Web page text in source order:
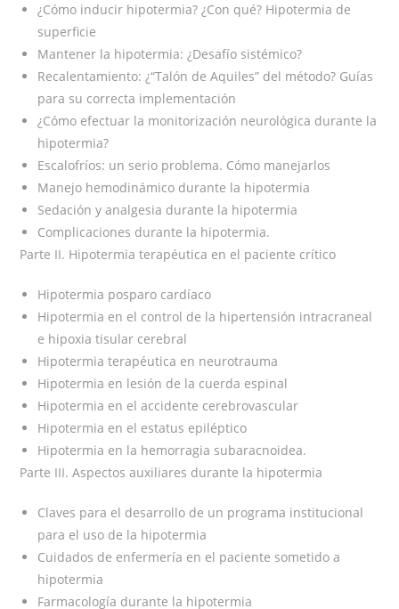
¿Cómo inducir hipotermia? ¿Con qué? Hipotermia de
superficie
Mantener la hipotermia: ¿Desafío sistémico?
Recalentamiento: ¿“Talón de Aquiles” del método? Guías
para su correcta implementación
¿Cómo efectuar la monitorización neurológica durante la
hipotermia?
Escalofríos: un serio problema. Cómo manejarlos
Manejo hemodinámico durante la hipotermia
Sedación y analgesia durante la hipotermia
Complicaciones durante la hipotermia.
Parte II. Hipotermia terapéutica en el paciente crítico
Hipotermia posparo cardíaco
Hipotermia en el control de la hipertensión intracraneal
e hipoxia tisular cerebral
Hipotermia terapéutica en neurotrauma
Hipotermia en lesión de la cuerda espinal
Hipotermia en el accidente cerebrovascular
Hipotermia en el estatus epiléptico
Hipotermia en la hemorragia subaracnoidea.
Parte III. Aspectos auxiliares durante la hipotermia
Claves para el desarrollo de un programa institucional
para el uso de la hipotermia
Cuidados de enfermería en el paciente sometido a
hipotermia
Farmacología durante la hipotermia